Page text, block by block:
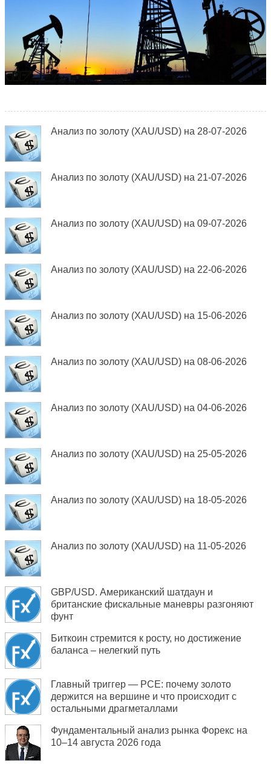
Анализ по золоту (XAU/USD) на 28-07-2026
Анализ по золоту (XAU/USD) на 21-07-2026
Анализ по золоту (XAU/USD) на 09-07-2026
Анализ по золоту (XAU/USD) на 22-06-2026
Анализ по золоту (XAU/USD) на 15-06-2026
Анализ по золоту (XAU/USD) на 08-06-2026
Анализ по золоту (XAU/USD) на 04-06-2026
Анализ по золоту (XAU/USD) на 25-05-2026
Анализ по золоту (XAU/USD) на 18-05-2026
Анализ по золоту (XAU/USD) на 11-05-2026
GBP/USD. Американский шатдаун и
британские фискальные маневры разгоняют
фунт
Биткоин стремится к росту, но достижение
баланса – нелегкий путь
Главный триггер — PCE: почему золото
держится на вершине и что происходит с
остальными драгметаллами
Фундаментальный анализ рынка Форекс на
10–14 августа 2026 года